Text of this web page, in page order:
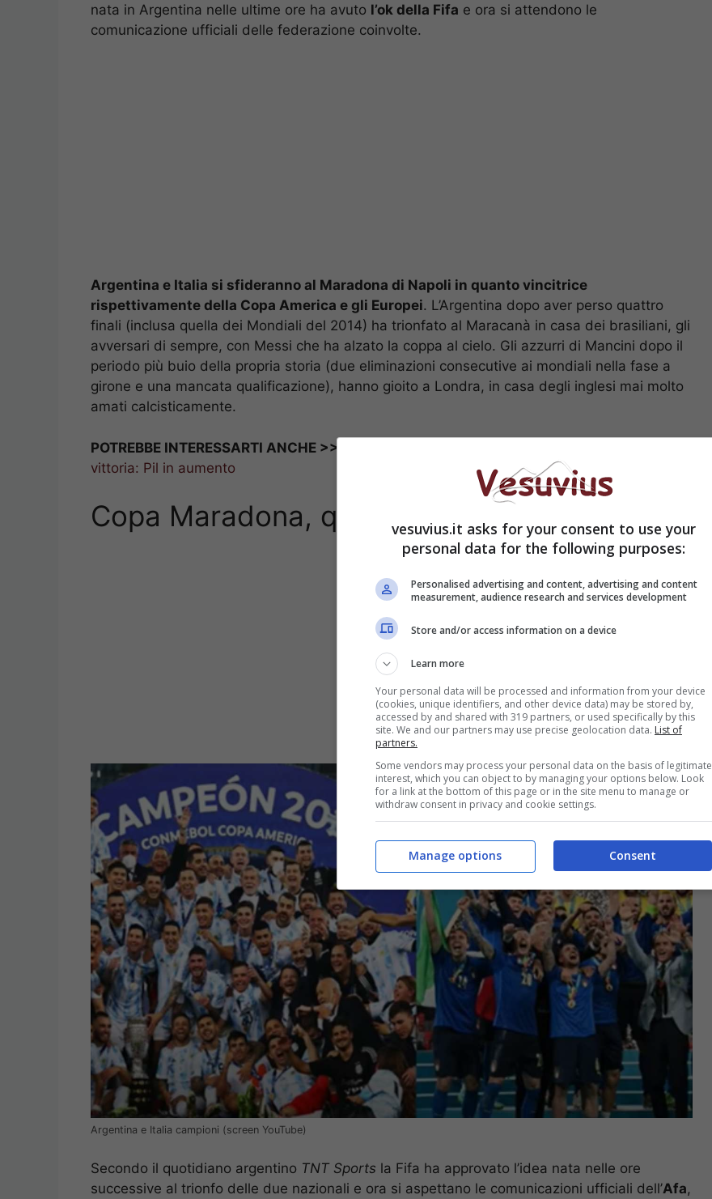
nata in Argentina nelle ultime ore ha avuto l’ok della Fifa e ora si attendono le
comunicazione ufficiali delle federazione coinvolte.
Argentina e Italia si sfideranno al Maradona di Napoli in quanto vincitrice
rispettivamente della Copa America e gli Europei. L’Argentina dopo aver perso quattro
finali (inclusa quella dei Mondiali del 2014) ha trionfato al Maracanà in casa dei brasiliani, gli
avversari di sempre, con Messi che ha alzato la coppa al cielo. Gli azzurri di Mancini dopo il
periodo più buio della propria storia (due eliminazioni consecutive ai mondiali nella fase a
girone e una mancata qualificazione), hanno gioito a Londra, in casa degli inglesi mai molto
amati calcisticamente.
POTREBBE INTERESSARTI ANCHE >>>
vittoria: Pil in aumento
Copa Maradona, quando si giocherà
Argentina e Italia campioni (screen YouTube)
Secondo il quotidiano argentino TNT Sports la Fifa ha approvato l’idea nata nelle ore
successive al trionfo delle due nazionali e ora si aspettano le comunicazioni ufficiali dell’Afa,
vesuvius.it asks for your consent to use your
personal data for the following purposes:
Personalised advertising and content, advertising and content
measurement, audience research and services development
Store and/or access information on a device
Learn more
Your personal data will be processed and information from your device
(cookies, unique identifiers, and other device data) may be stored by,
accessed by and shared with 319 partners, or used specifically by this
site. We and our partners may use precise geolocation data. List of
partners.
Some vendors may process your personal data on the basis of legitimate
interest, which you can object to by managing your options below. Look
for a link at the bottom of this page or in the site menu to manage or
withdraw consent in privacy and cookie settings.
Consent
Manage options